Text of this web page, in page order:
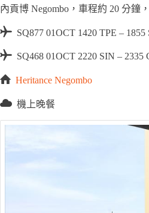
內貢博 Negombo，車程約 20 分鐘
SQ877 01OCT 1420 TPE – 1855
SQ468 01OCT 2220 SIN – 2335
Heritance Negombo
機上晚餐